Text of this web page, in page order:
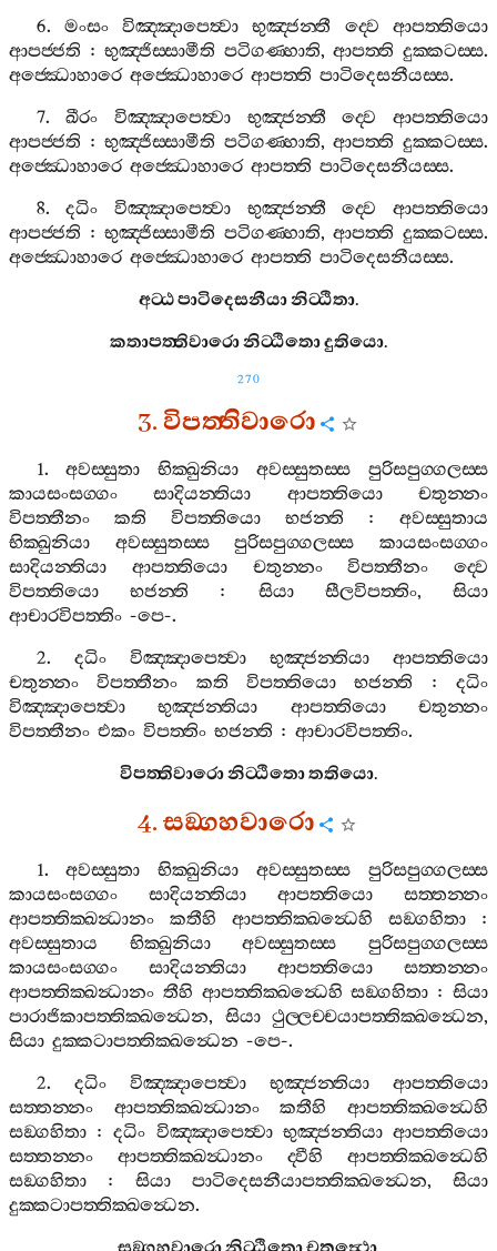
6. මංසං විඤ‍්ඤාපෙත්‍වා භුඤ‍්ජන‍්තී ද‍්වෙ
ආපත‍්තියො
ආපජ‍්ජති :භුඤ‍්ජිස‍්සාමීති පටිගණ‍්හාති,ආපත‍්ති දුක‍්කටස‍්ස.
අජ‍්ඣොහාරෙ අජ‍්ඣොහාරෙ ආපත‍්ති පාටිදෙසනීයස‍්ස.
7.ඛීරං විඤ‍්ඤාපෙත්‍වා භුඤ‍්ජන‍්තී ද‍්වෙ
ආපත‍්තියො
ආපජ‍්ජති :භුඤ‍්ජිස‍්සාමීති පටිගණ‍්හාති,ආපත‍්ති දුක‍්කටස‍්ස.
අජ‍්ඣොහාරෙ අජ‍්ඣොහාරෙ ආපත‍්ති පාටිදෙසනීයස‍්ස.
8.දධිං විඤ‍්ඤාපෙත්‍වා භුඤ‍්ජන‍්තී ද‍්වෙ
ආපත‍්තියො
ආපජ‍්ජති :භුඤ‍්ජිස‍්සාමීති පටිගණ‍්හාති,ආපත‍්ති දුක‍්කටස‍්ස.
අජ‍්ඣොහාරෙ අජ‍්ඣොහාරෙ ආපත‍්ති පාටිදෙසනීයස‍්ස.
අට‍්ඨපාටිදෙසනීයානිට‍්ඨිතා.
කතාපත‍්තිවාරොනිට‍්ඨිතොදුතියො.
270
3.විපත‍්තිවාරො
1.අවස‍්සුතා භික‍්ඛුනියා අවස‍්සුතස‍්ස
පුරිසපුග‍්ගලස‍්ස
කායසංසග‍්ගං
සාදියන‍්තියා ආපත‍්තියො
චතුන‍්නං
විපත‍්තීනං
කති විපත‍්තියො භජන‍්ති : අවස‍්සුතාය
භික‍්ඛුනියා
අවස‍්සුතස‍්ස පුරිසපුග‍්ගලස‍්ස
කායසංසග‍්ගං
සාදියන‍්තියා
ආපත‍්තියො චතුන‍්නං විපත‍්තීනං
ද‍්වෙ
විපත‍්තියො
භජන‍්ති : සියා සීලවිපත‍්තිං,සියා
ආචාරවිපත‍්තිං -පෙ-.
2. දධිං විඤ‍්ඤාපෙත්‍වා භුඤ‍්ජන‍්තියා
ආපත‍්තියො
චතුන‍්නං
විපත‍්තීනං කති විපත‍්තියො භජන‍්ති :දධිං
විඤ‍්ඤාපෙත්‍වා
භුඤ‍්ජන‍්තියා ආපත‍්තියො
චතුන‍්නං
විපත‍්තීනං එකං විපත‍්තිං භජන‍්ති : ආචාරවිපත‍්තිං.
විපත‍්තිවාරොනිට‍්ඨිතොතතියො.
4.සඞ‍්ගහවාරො
1.අවස‍්සුතා භික‍්ඛුනියා අවස‍්සුතස‍්ස
පුරිසපුග‍්ගලස‍්ස
කායසංසග‍්ගං
සාදියන‍්තියා ආපත‍්තියො
සත‍්තන‍්නං
ආපත‍්තික‍්ඛන්‍ධානං
කතීහි ආපත‍්තික‍්ඛන්‍ධෙහි සඞ‍්ගහිතා :
අවස‍්සුතාය
භික‍්ඛුනියා අවස‍්සුතස‍්ස
පුරිසපුග‍්ගලස‍්ස
කායසංසග‍්ගං
සාදියන‍්තියා ආපත‍්තියො
සත‍්තන‍්නං
ආපත‍්තික‍්ඛන්‍ධානං තීහි ආපත‍්තික‍්ඛන්‍ධෙහි සඞ‍්ගහිතා :සියා
පාරාජිකාපත‍්තික‍්ඛන්‍ධෙන, සියා ථුල‍්ලච‍්චයාපත‍්තික‍්ඛන්‍ධෙන,
සියා දුක‍්කටාපත‍්තික‍්ඛන්‍ධෙන -පෙ-.
2. දධිං විඤ‍්ඤාපෙත්‍වා භුඤ‍්ජන‍්තියා
ආපත‍්තියො
සත‍්තන‍්නං
ආපත‍්තික‍්ඛන්‍ධානං කතීහි
ආපත‍්තික‍්ඛන්‍ධෙහි
සඞ‍්ගහිතා :දධිං විඤ‍්ඤාපෙත්‍වා භුඤ‍්ජන‍්තියා ආපත‍්තියො
සත‍්තන‍්නං
ආපත‍්තික‍්ඛන්‍ධානං ද‍්වීහි
ආපත‍්තික‍්ඛන්‍ධෙහි
සඞ‍්ගහිතා : සියා පාටිදෙසනීයාපත‍්තික‍්ඛන්‍ධෙන, සියා
දුක‍්කටාපත‍්තික‍්ඛන්‍ධෙන.